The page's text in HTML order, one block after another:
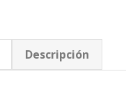
Descripción